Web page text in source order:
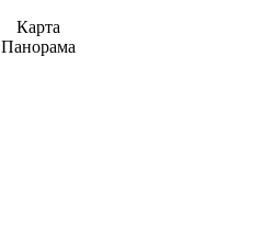
Карта
Панорама